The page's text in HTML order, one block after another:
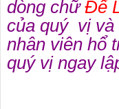
dòng chữĐể
của quý vị và
nhân viên hổ
quý vị ngay